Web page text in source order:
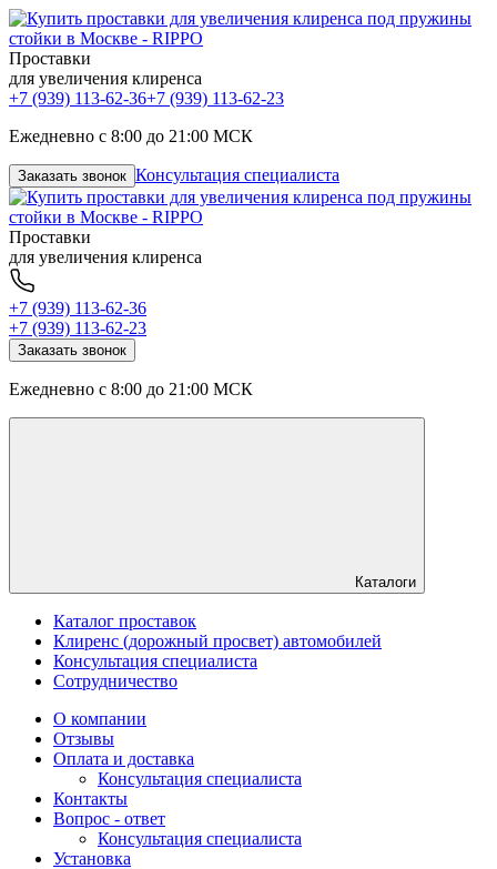
Проставки
для увеличения клиренса
+7 (939) 113-62-36+7 (939) 113-62-23
Ежедневно с 8:00 до 21:00 МСК
Заказать звонок Консультация специалиста
Проставки
для увеличения клиренса
+7 (939) 113-62-36
+7 (939) 113-62-23
Заказать звонок
Ежедневно с 8:00 до 21:00 МСК
Каталоги
Каталог проставок
Клиренс (дорожный просвет) автомобилей
Консультация специалиста
Сотрудничество
О компании
Отзывы
Оплата и доставка
Консультация специалиста
Контакты
Вопрос - ответ
Консультация специалиста
Установка